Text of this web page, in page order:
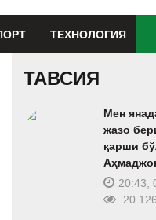
ТЕХНОЛОГИЯ
ТАВСИЯ
Мен
жазо
қарши
20:43,
20 126